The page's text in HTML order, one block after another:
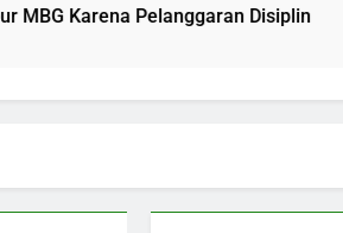
Pelanggaran Disiplin